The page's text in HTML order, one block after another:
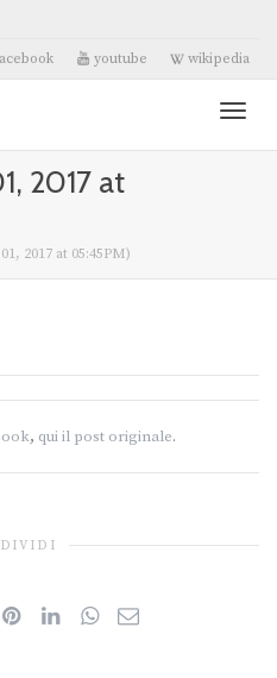
youtube wikipedia
2017 at
2017 at 05:45PM)
, qui il post originale.